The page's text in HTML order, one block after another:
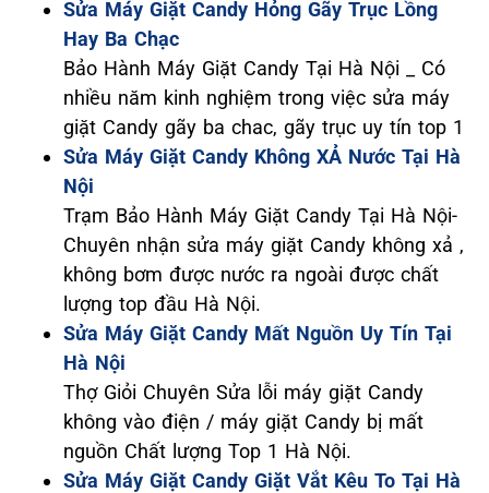
Sửa Máy Giặt Candy Hỏng Gãy Trục Lồng
Hay Ba Chạc
Bảo Hành Máy Giặt Candy Tại Hà Nội _ Có
nhiều năm kinh nghiệm trong việc sửa máy
giặt Candy gãy ba chac, gãy trục uy tín top 1
Sửa Máy Giặt Candy Không XẢ Nước Tại Hà
Nội
Trạm Bảo Hành Máy Giặt Candy Tại Hà Nội-
Chuyên nhận sửa máy giặt Candy không xả ,
không bơm được nước ra ngoài được chất
lượng top đầu Hà Nội.
Sửa Máy Giặt Candy Mất Nguồn Uy Tín Tại
Hà Nội
Thợ Giỏi Chuyên Sửa lỗi máy giặt Candy
không vào điện / máy giặt Candy bị mất
nguồn Chất lượng Top 1 Hà Nội.
Sửa Máy Giặt Candy Giặt Vắt Kêu To Tại Hà